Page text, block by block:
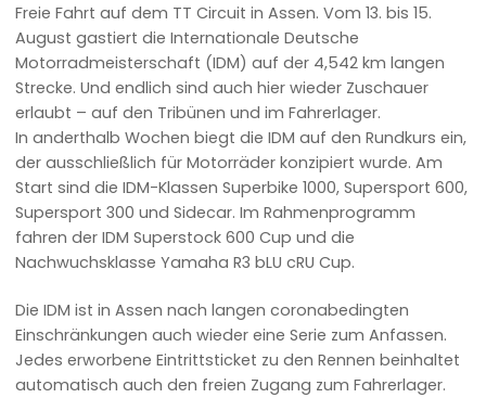
Freie Fahrt auf dem TT Circuit in Assen. Vom 13. bis 15.
August gastiert die Internationale Deutsche
Motorradmeisterschaft (IDM) auf der 4,542 km langen
Strecke. Und endlich sind auch hier wieder Zuschauer
erlaubt – auf den Tribünen und im Fahrerlager.
In anderthalb Wochen biegt die IDM auf den Rundkurs ein,
der ausschließlich für Motorräder konzipiert wurde. Am
Start sind die IDM-Klassen Superbike 1000, Supersport 600,
Supersport 300 und Sidecar. Im Rahmenprogramm
fahren der IDM Superstock 600 Cup und die
Nachwuchsklasse Yamaha R3 bLU cRU Cup.
Die IDM ist in Assen nach langen coronabedingten
Einschränkungen auch wieder eine Serie zum Anfassen.
Jedes erworbene Eintrittsticket zu den Rennen beinhaltet
automatisch auch den freien Zugang zum Fahrerlager.